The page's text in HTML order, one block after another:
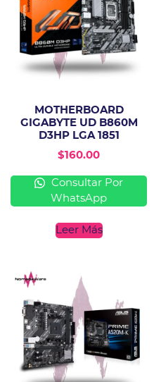
MOTHERBOARD
GIGABYTE UD B860M
D3HP LGA 1851
$160.00
Consultar Por
WhatsApp
Leer Más